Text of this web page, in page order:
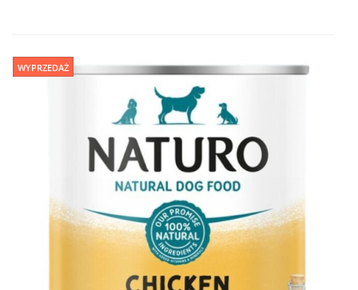
WYPRZEDAŻ